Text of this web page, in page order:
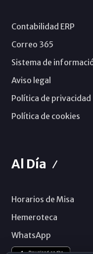
Contabilidad ERP
Correo 365
Sistema de
Aviso legal
Política de privacidad
Política de cookies
Al Día
Horarios de Misa
Hemeroteca
WhatsApp